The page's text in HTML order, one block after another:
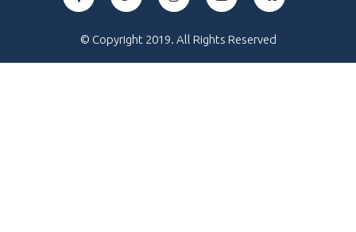
© Copyright 2019. All Rights Reserved